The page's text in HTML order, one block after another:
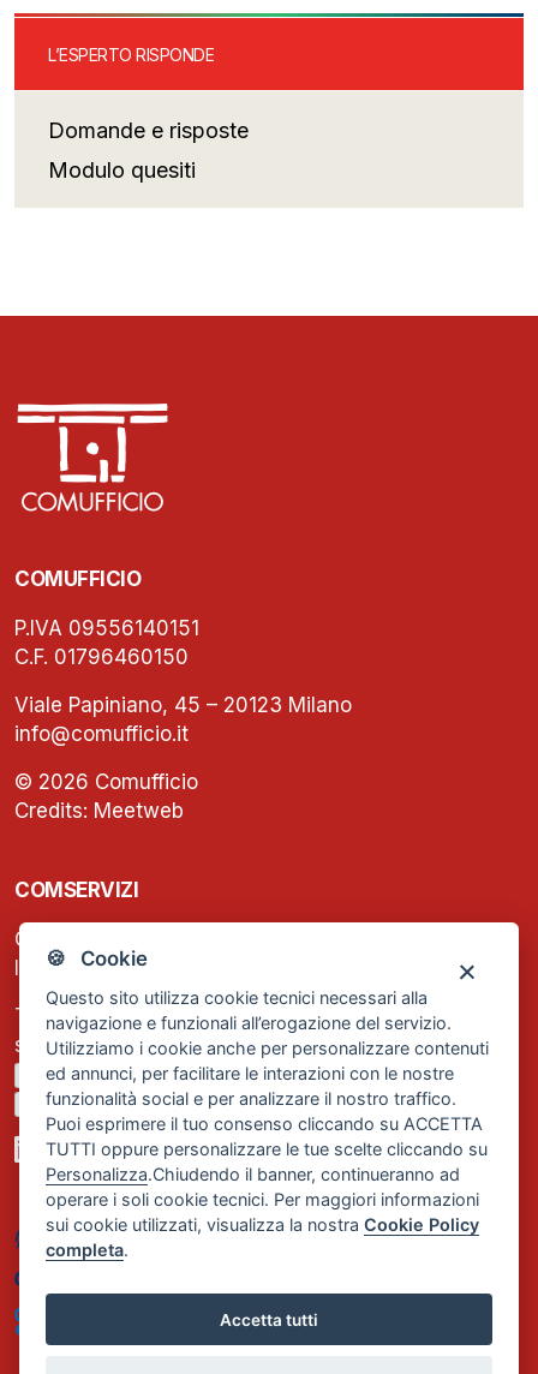
🍪 Cookie
Questo sito utilizza cookie tecnici necessari alla
navigazione e funzionali all’erogazione del servizio.
Utilizziamo i cookie anche per personalizzare contenuti
ed annunci, per facilitare le interazioni con le nostre
funzionalità social e per analizzare il nostro traffico.
Puoi esprimere il tuo consenso cliccando su ACCETTA
TUTTI oppure personalizzare le tue scelte cliccando su
Personalizza.Chiudendo il banner, continueranno ad
operare i soli cookie tecnici. Per maggiori informazioni
sui cookie utilizzati, visualizza la nostraCookie Policy
completa.
Accetta tutti
L’ESPERTO RISPONDE
Domande e risposte
Modulo quesiti
COMUFFICIO
P.IVA 09556140151
C.F. 01796460150
Viale Papiniano, 45 – 20123 Milano
info@comufficio.it
© 2026 Comufficio
Credits: Meetweb
COMSERVIZI
C.F. e P.IVA: 13474420158
Iscrizione REA Milano n. 1656740
Tel. +39 02 2838 1307
segreteria@comservizi.eu
Privacy Policy
Cookie Policy